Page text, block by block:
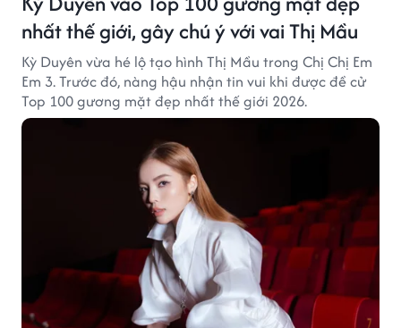
nhất thế giới, gây chú ý với vai Thị Mầu
Kỳ Duyên vừa hé lộ tạo hình Thị Mầu trong Chị Chị Em
Em 3. Trước đó, nàng hậu nhận tin vui khi được đề cử
Top 100 gương mặt đẹp nhất thế giới 2026.